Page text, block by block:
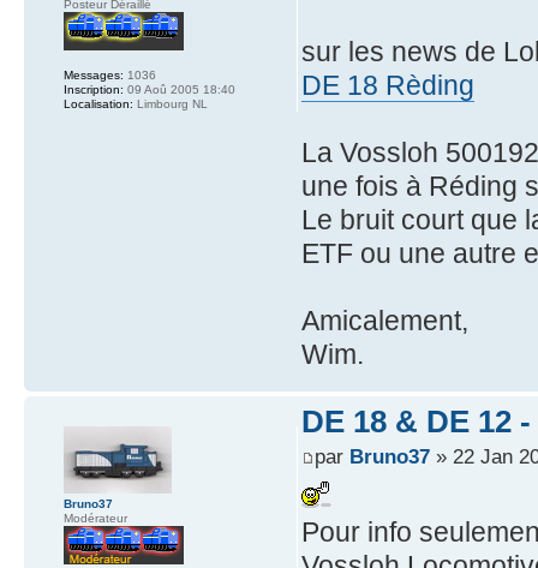
sur les news de
DE 18 Rèding
La Vossloh
une fois à Réding
Le bruit court que
ETF ou une autre
Amicalement,
Wim.
Posteur Déraillé
Messages: 1036
Inscription: 09 Aoû 2005 18:40
Localisation: Limbourg NL
DE 18 & DE 12
par Bruno37» 22 Jan
Pour info
Bruno37
Modérateur